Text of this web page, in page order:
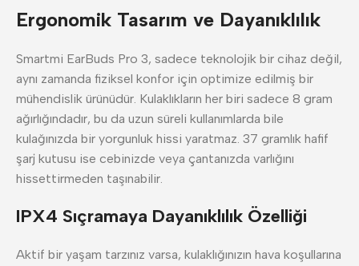
Ergonomik Tasarım ve Dayanıklılık
Smartmi EarBuds Pro 3, sadece teknolojik bir cihaz değil,
aynı zamanda fiziksel konfor için optimize edilmiş bir
mühendislik ürünüdür. Kulaklıkların her biri sadece 8 gram
ağırlığındadır, bu da uzun süreli kullanımlarda bile
kulağınızda bir yorgunluk hissi yaratmaz. 37 gramlık hafif
şarj kutusu ise cebinizde veya çantanızda varlığını
hissettirmeden taşınabilir.
IPX4 Sıçramaya Dayanıklılık Özelliği
Aktif bir yaşam tarzınız varsa, kulaklığınızın hava koşullarına